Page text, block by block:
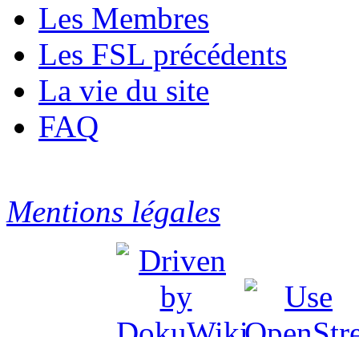
Les Membres
Les FSL précédents
La vie du site
FAQ
Mentions légales